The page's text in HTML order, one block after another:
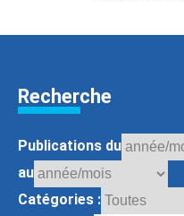
Recherche
Publications du
au
Catégories :